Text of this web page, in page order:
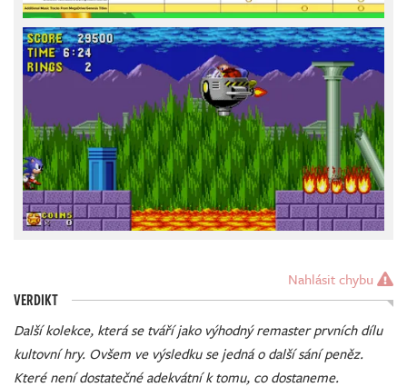
Nahlásit chybu
VERDIKT
Další kolekce, která se tváří jako výhodný remaster prvních dílu
kultovní hry. Ovšem ve výsledku se jedná o další sání peněz.
Které není dostatečné adekvátní k tomu, co dostaneme.